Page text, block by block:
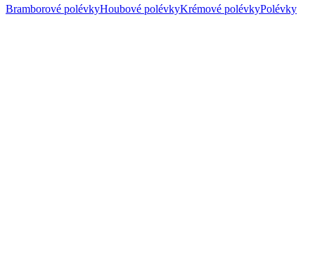
Bramborové polévkyHoubové polévkyKrémové polévkyPolévky